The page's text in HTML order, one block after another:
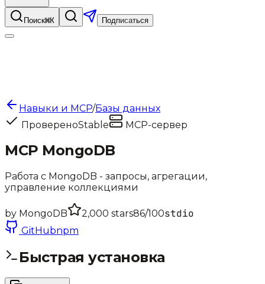
Поиск⌘K Подписаться
Навыки и MCP/Базы данных
ПровереноStable MCP-сервер
MCP MongoDB
Работа с MongoDB - запросы, агрегации,
управление коллекциями
by MongoDB 2,000 stars86/100stdio
GitHubnpm
Быстрая установка